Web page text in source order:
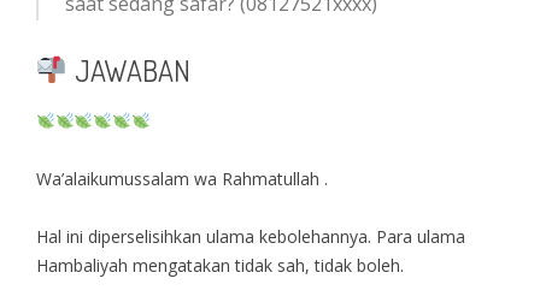
JAWABAN
Wa’alaikumussalam wa Rahmatullah .
Hal ini diperselisihkan ulama kebolehannya. Para ulama
Hambaliyah mengatakan tidak sah, tidak boleh.